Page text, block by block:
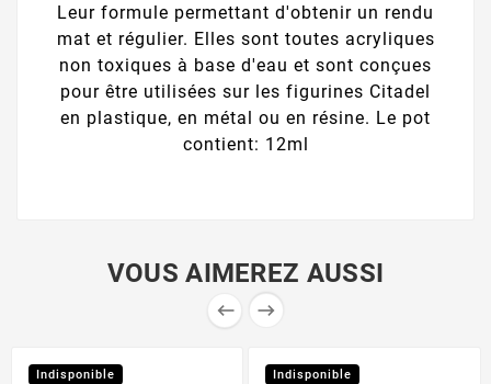
Leur formule permettant d'obtenir un rendu
mat et régulier. Elles sont toutes acryliques
non toxiques à base d'eau et sont conçues
pour être utilisées sur les figurines Citadel
en plastique, en métal ou en résine. Le pot
contient: 12ml
VOUS AIMEREZ AUSSI
 
Indisponible Indisponible